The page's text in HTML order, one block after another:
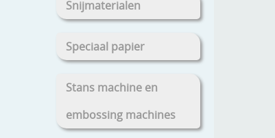
Snijmaterialen
Speciaal papier
Stans machine en
embossing machines